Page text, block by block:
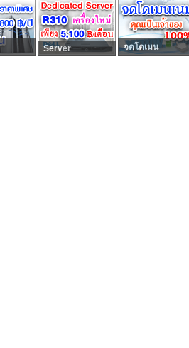
Server จดโดเมน